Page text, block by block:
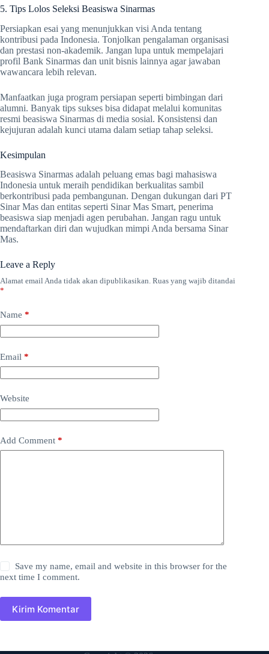
5. Tips Lolos Seleksi Beasiswa Sinarmas
Persiapkan esai yang menunjukkan visi Anda tentang
kontribusi pada Indonesia. Tonjolkan pengalaman organisasi
dan prestasi non-akademik. Jangan lupa untuk mempelajari
profil Bank Sinarmas dan unit bisnis lainnya agar jawaban
wawancara lebih relevan.
Manfaatkan juga program persiapan seperti bimbingan dari
alumni. Banyak tips sukses bisa didapat melalui komunitas
resmi beasiswa Sinarmas di media sosial. Konsistensi dan
kejujuran adalah kunci utama dalam setiap tahap seleksi.
Kesimpulan
Beasiswa Sinarmas adalah peluang emas bagi mahasiswa
Indonesia untuk meraih pendidikan berkualitas sambil
berkontribusi pada pembangunan. Dengan dukungan dari PT
Sinar Mas dan entitas seperti Sinar Mas Smart, penerima
beasiswa siap menjadi agen perubahan. Jangan ragu untuk
mendaftarkan diri dan wujudkan mimpi Anda bersama Sinar
Mas.
Leave a Reply
Alamat email Anda tidak akan dipublikasikan. Ruas yang wajib ditandai
*
Name *
Email *
Website
Add Comment *
Save my name, email and website in this browser for the
next time I comment.
Kirim Komentar